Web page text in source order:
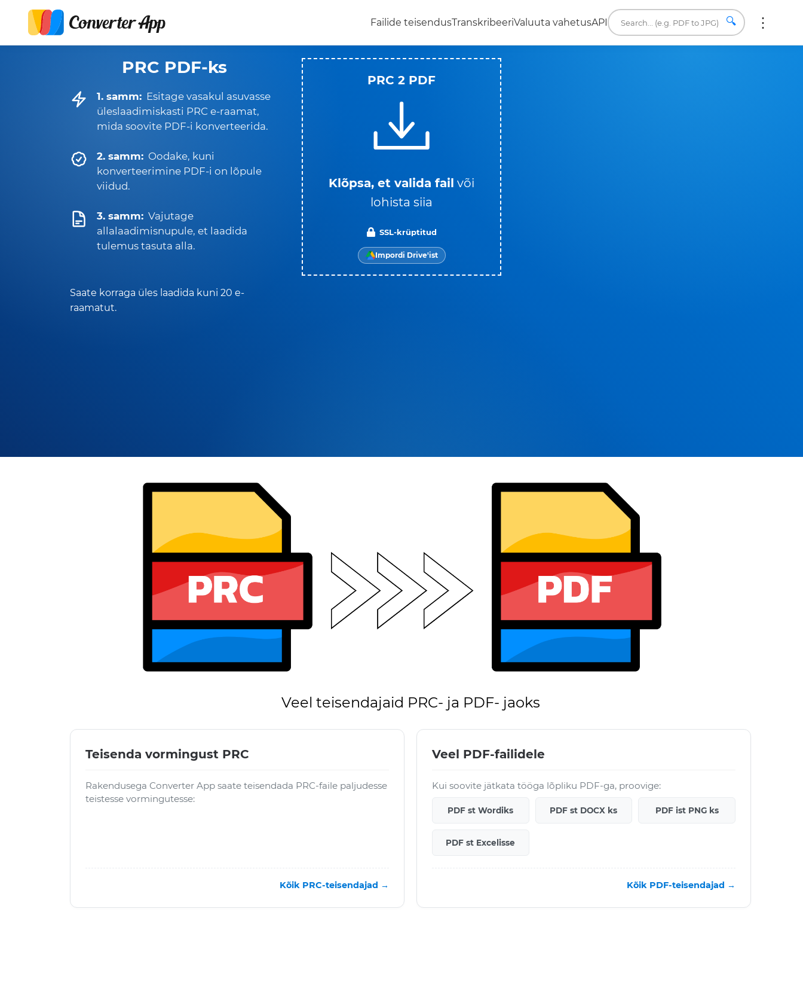
Failide teisendusTranskribeeriValuuta vahetusAPI 🔍
PRC PDF-ks
1. samm: Esitage vasakul asuvasse
üleslaadimiskasti PRC e-raamat,
mida soovite PDF-i konverteerida.
2. samm: Oodake, kuni
konverteerimine PDF-i on lõpule
viidud.
3. samm: Vajutage
allalaadimisnupule, et laadida
tulemus tasuta alla.
Saate korraga üles laadida kuni 20 e-
raamatut.
PRC 2 PDF
Klõpsa, et valida fail või
lohista siia
SSL-krüptitud
Impordi Drive'ist
Veel teisendajaid PRC- ja PDF- jaoks
Teisenda vormingust PRC
Rakendusega Converter App saate teisendada PRC-faile paljudesse
teistesse vormingutesse:
Kõik PRC-teisendajad →
Veel PDF-failidele
Kui soovite jätkata tööga lõpliku PDF-ga, proovige:
PDF st Wordiks PDF st DOCX ks PDF ist PNG ks
PDF st Excelisse
Kõik PDF-teisendajad →